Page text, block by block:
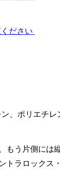
ださい
、ポリエチレ
う片側には
トラロックス